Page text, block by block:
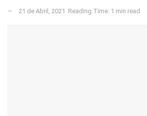
21 de Abril, 2021 Reading Time: 1 min read